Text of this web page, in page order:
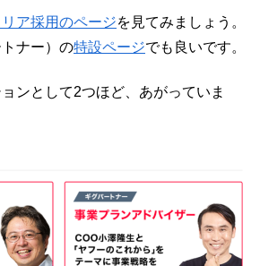
ア採用のページを見てみましょう。
ナー）の特設ページでも良いです。
ンとして2つほど、あがっていま